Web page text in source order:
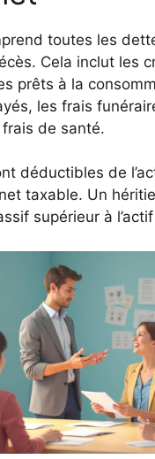
toutes les
Cela inclut les
prêts à la
les frais
de santé.
déductibles de
taxable. Un
supérieur à